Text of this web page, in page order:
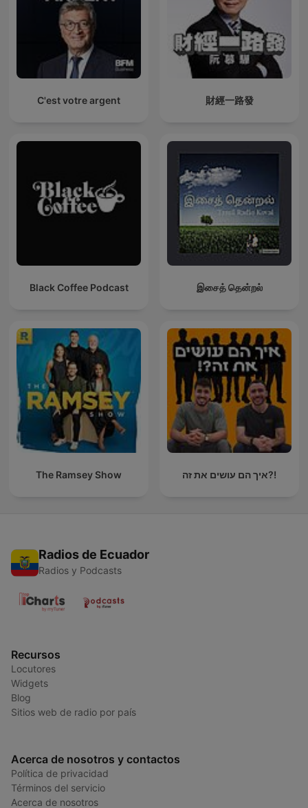
C'est votre argent 財經一路發
Black Coffee Podcast இசைத் தென்றல்
The Ramsey Show איך הם עושים את זה?!
Radios de Ecuador
Radios y Podcasts
Recursos
Locutores
Widgets
Blog
Sitios web de radio por país
Acerca de nosotros y contactos
Política de privacidad
Términos del servicio
Acerca de nosotros